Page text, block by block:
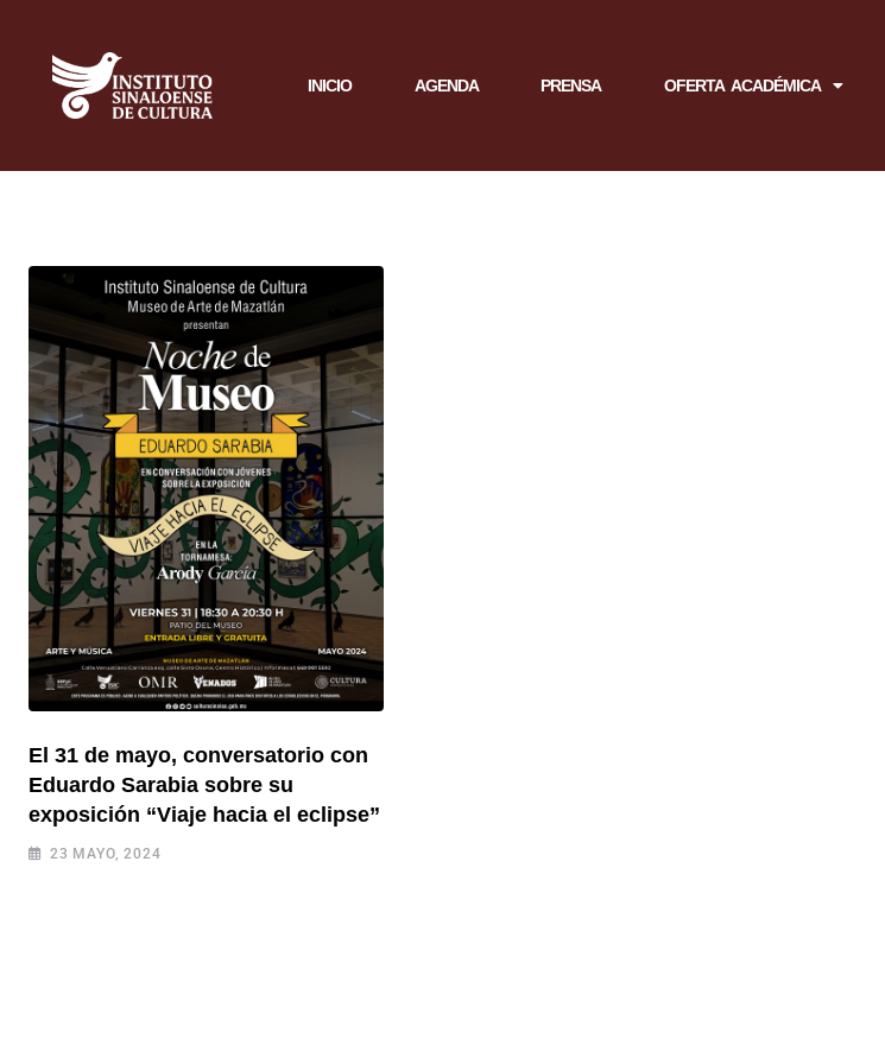
INICIO AGENDA PRENSA OFERTA ACADÉMICA
El 31 de mayo, conversatorio con
Eduardo Sarabia sobre su
exposición “Viaje hacia el eclipse”
23 MAYO, 2024